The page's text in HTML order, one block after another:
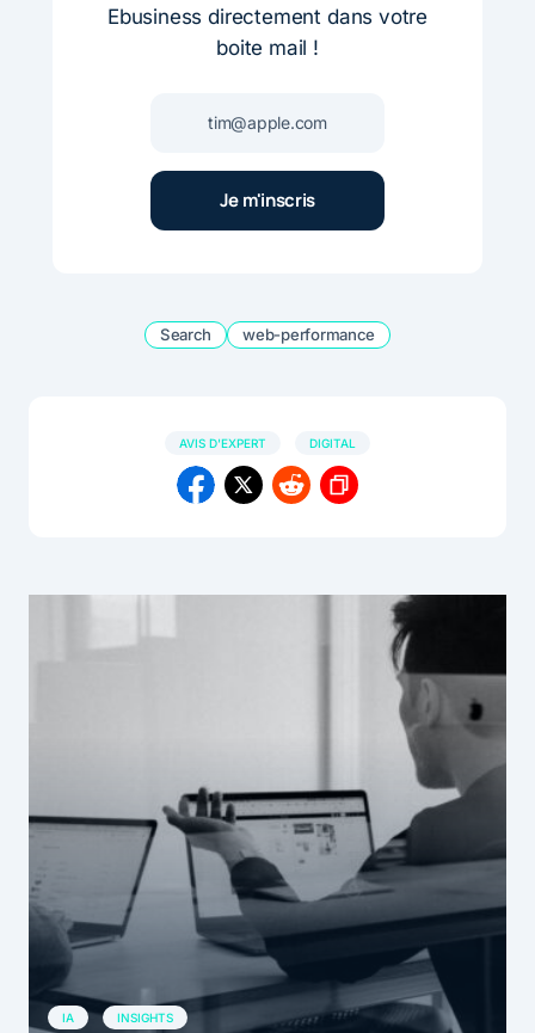
Ebusiness directement dans votre
boite mail !
Search web-performance
AVIS D'EXPERT DIGITAL
IA INSIGHTS